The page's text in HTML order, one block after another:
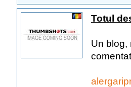
Totul
Un blog,